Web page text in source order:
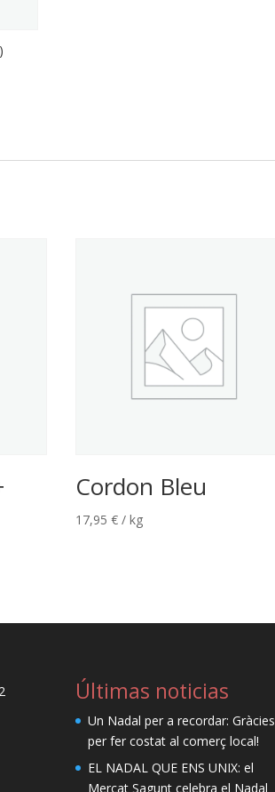
Cordon Bleu
17,95€ / kg
Últimas noticias
Un Nadal per a recordar: Gràcies
per fer costat al comerç local!
EL NADAL QUE ENS UNIX: el
Mercat Sagunt celebra el Nadal